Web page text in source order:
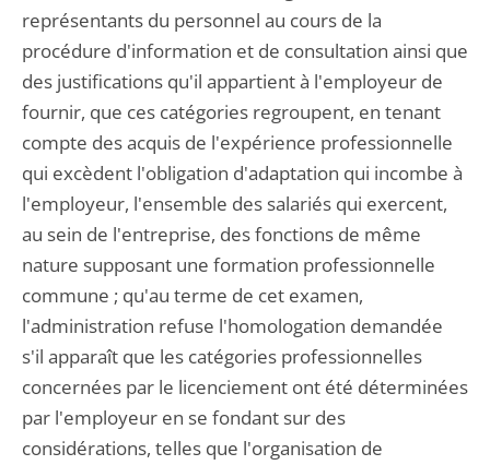
représentants du personnel au cours de la
procédure d'information et de consultation ainsi que
des justifications qu'il appartient à l'employeur de
fournir, que ces catégories regroupent, en tenant
compte des acquis de l'expérience professionnelle
qui excèdent l'obligation d'adaptation qui incombe à
l'employeur, l'ensemble des salariés qui exercent,
au sein de l'entreprise, des fonctions de même
nature supposant une formation professionnelle
commune ; qu'au terme de cet examen,
l'administration refuse l'homologation demandée
s'il apparaît que les catégories professionnelles
concernées par le licenciement ont été déterminées
par l'employeur en se fondant sur des
considérations, telles que l'organisation de